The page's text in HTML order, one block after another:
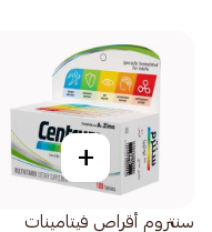
+
سنتروم أقراص فيتامينات